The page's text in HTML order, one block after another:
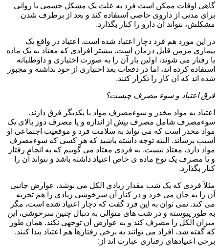
گاهی اوقات ممکن است فرد به علت یک مشکل جسمی یا روانی
برای مدتی از داروی خاصی استفاده کند و بعد از برطرف شدن
مشکلش، نتواند آن دارو را کنار بگذارد.
در این مورد هم فرد دچار اعتیاد شده است. اعتیاد در واقع یک
بیماری مزمن قابل درمان است. بیشتر افرادی که معتاد به یک ماده
یا رفتار می شوند، اولین بار آن را به صورت اختیاری و داوطلبانه
استفاده کرده اند، اما در دفعات بعد اختیاری از خود نداشته و مجبور
شده اند که آن کار را تکرار کنند.
فرق اعتیاد و سوء مصرف چیست؟
اعتیاد به مواد مخدر و سوءمصرف مواد با یکدیگر فرق دارند.
سوءمصرف شامل مصرف بیش از اندازه و یا مصرف دوز بالای یک
مواد مخدر است که می تواند به سلامت فرد و موقعیت اجتماعی او
آسیب برساند. البته توجه داشته باشید که هر کسی که سوءمصرف
مواد دارد، معتاد نیست. به فردی معتاد می گوییم که به انجام رفتار
و یا مصرف یک نوع ماده ی خاص اعتیاد داشته باشد و نتواند آن را
کنار بگذارد.
مثلاً فردی که یک شب مقدار زیادی الکل می نوشد، عوارض جانبی
آن را به جان می خرد و در کنار آن سرخوشی زیادی را هم تجربه
می کند. نمی توان به این فرد گفت که دچار اعتیاد شده است، مگر
به طور پیوسته و در شب های متوالی به دنبال چنین سرخوشی، این
میزان الکل را مصرف کند و به عوارض آن توجهی نکند. همان طور
که گفته شد، افراد می توانند به برخی رفتارها هم اعتیاد پیدا کنند.
برخی اعتیادهای رفتاری عبارت اند از: